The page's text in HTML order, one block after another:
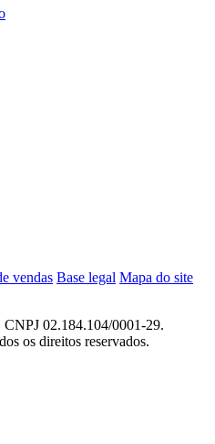
vendas Base legal Mapa do site
CNPJ 02.184.104/0001-29.
os direitos reservados.